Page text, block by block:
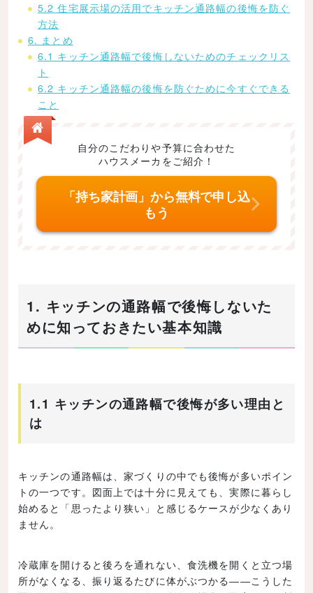
5.2 住宅展示場の活用でキッチン通路幅の後悔を防ぐ
方法
6. まとめ
6.1 キッチン通路幅で後悔しないためのチェックリス
ト
6.2 キッチン通路幅の後悔を防ぐために今すぐできる
こと
自分のこだわりや予算に合わせた
ハウスメーカをご紹介！
「持ち家計画」から無料で申し込
もう
1. キッチンの通路幅で後悔しないた
めに知っておきたい基本知識
1.1 キッチンの通路幅で後悔が多い理由と
は
キッチンの通路幅は、家づくりの中でも後悔が多いポイン
トの一つです。図面上では十分に見えても、実際に暮らし
始めると「思ったより狭い」と感じるケースが少なくあり
ません。
冷蔵庫を開けると後ろを通れない、食洗機を開くと立つ場
所がなくなる、振り返るたびに体がぶつかる――こうした